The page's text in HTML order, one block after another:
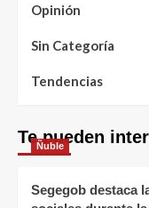
Opinión
Sin Categoría
Tendencias
Te pueden
Ñuble
Segegob destaca